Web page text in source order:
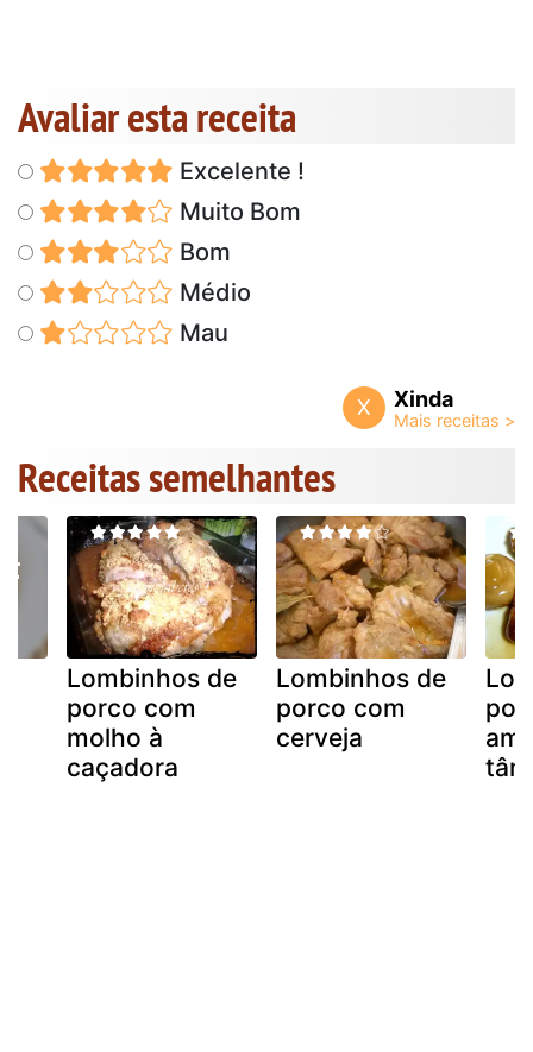
Avaliar esta receita
Excelente !
Muito Bom
Bom
Médio
Mau
X Xinda
Receitas semelhantes
Lombinhos de
porco com
molho à
caçadora
Lombinhos de
porco com
cerveja